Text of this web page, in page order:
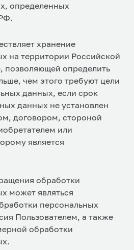
определенных
хранение
на территории Российской
определить
чем этого требуют цели
данных, если срок
данных не установлен
договором, стороной
или
является
обработки
может являться
персональных
Пользователем, а также
обработки